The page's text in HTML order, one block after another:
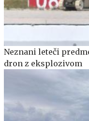
Neznani leteči
dron z eksplozivom